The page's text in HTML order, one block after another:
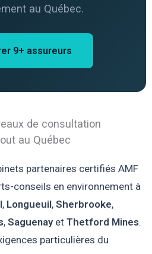
au Québec.
9+ assureurs
de consultation
au Québec
partenaires certifiés AMF
conseils en environnement à
, Longueuil, Sherbrooke,
, Saguenayet Thetford Mines.
particulières du